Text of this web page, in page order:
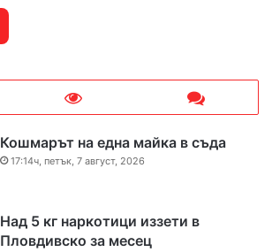
Кошмарът на една майка в съда
17:14ч, петък, 7 август, 2026
Над 5 кг наркотици иззети в
Пловдивско за месец